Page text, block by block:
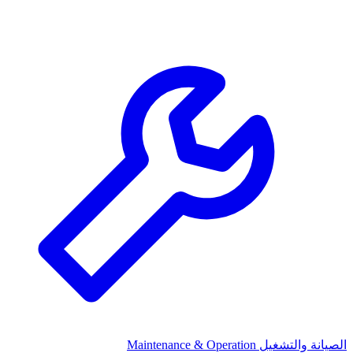
الصيانة والتشغيل Maintenance & Operation